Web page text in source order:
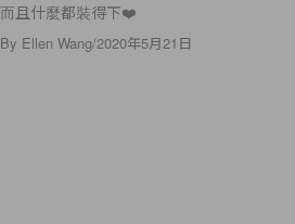
而且什麼都裝得下❤️
By Ellen Wang/2020年5月21日